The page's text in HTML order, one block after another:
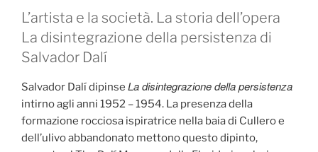
L’artista e la società. La storia dell’opera
La disintegrazione della persistenza di
Salvador Dalí
Salvador Dalí dipinse La disintegrazione della persistenza
intirno agli anni 1952 – 1954. La presenza della
formazione rocciosa ispiratrice nella baia di Cullero e
dell’ulivo abbandonato mettono questo dipinto,